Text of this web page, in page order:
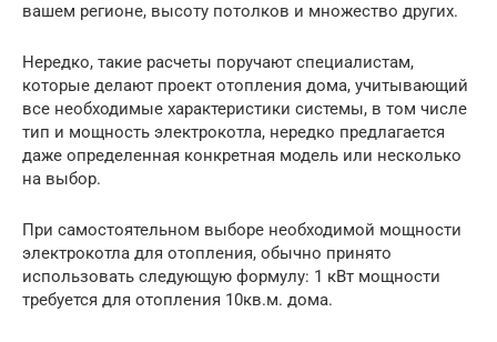
вашем регионе, высоту потолков и множество других.
Нередко, такие расчеты поручают специалистам,
которые делают проект отопления дома, учитывающий
все необходимые характеристики системы, в том числе
тип и мощность электрокотла, нередко предлагается
даже определенная конкретная модель или несколько
на выбор.
При самостоятельном выборе необходимой мощности
электрокотла для отопления, обычно принято
использовать следующую формулу: 1 кВт мощности
требуется для отопления 10кв.м. дома.